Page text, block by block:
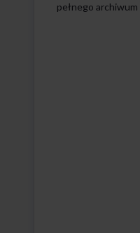
pełnego archiwum